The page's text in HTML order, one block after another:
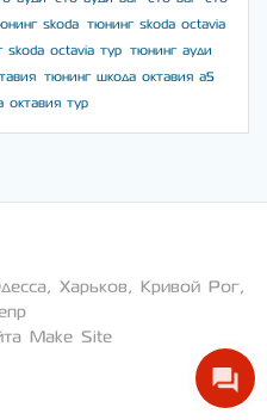
skoda
тюнинг skoda octavia
skoda octavia тур
тюнинг ауди
тюнинг шкода октавия а5
октавия тур
Харьков, Кривой Рог,
Make Site